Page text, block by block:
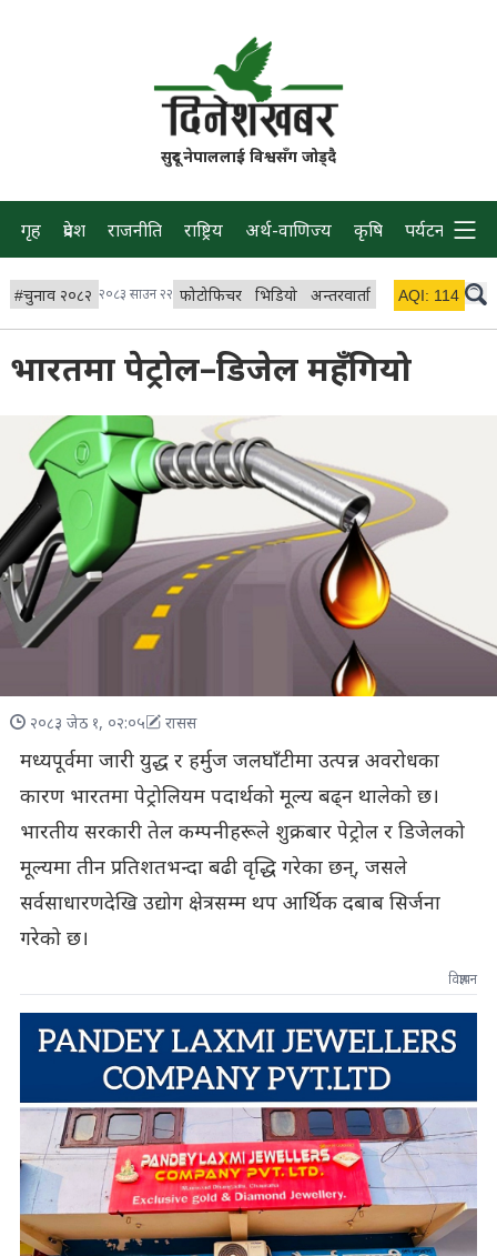
सुदूर नेपाललाई विश्वसँग जोड्दै
गृह प्रदेश राजनीति राष्ट्रिय अर्थ-वाणिज्य कृषि पर्यटन प्रवास
#चुनाव २०८२ २०८३ साउन २२ फोटोफिचर भिडियो अन्तरवार्ता विचार/ब्लग
AQI: 114
भारतमा पेट्रोल–डिजेल महँगियो
२०८३ जेठ १, ०२:०५ रासस
मध्यपूर्वमा जारी युद्ध र हर्मुज जलघाँटीमा उत्पन्न अवरोधका
कारण भारतमा पेट्रोलियम पदार्थको मूल्य बढ्न थालेको छ।
भारतीय सरकारी तेल कम्पनीहरूले शुक्रबार पेट्रोल र डिजेलको
मूल्यमा तीन प्रतिशतभन्दा बढी वृद्धि गरेका छन्, जसले
सर्वसाधारणदेखि उद्योग क्षेत्रसम्म थप आर्थिक दबाब सिर्जना
गरेको छ।
विज्ञापन